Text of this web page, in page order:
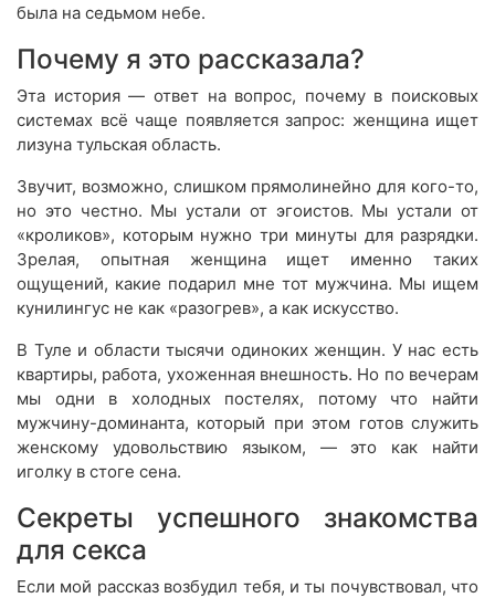
была на седьмом небе.
Почему я это рассказала?
Эта история — ответ на вопрос, почему в поисковых
системах всё чаще появляется запрос: женщина ищет
лизуна тульская область.
Звучит, возможно, слишком прямолинейно для кого-то,
но это честно. Мы устали от эгоистов. Мы устали от
«кроликов», которым нужно три минуты для разрядки.
Зрелая, опытная женщина ищет именно таких
ощущений, какие подарил мне тот мужчина. Мы ищем
кунилингус не как «разогрев», а как искусство.
В Туле и области тысячи одиноких женщин. У нас есть
квартиры, работа, ухоженная внешность. Но по вечерам
мы одни в холодных постелях, потому что найти
мужчину-доминанта, который при этом готов служить
женскому удовольствию языком, — это как найти
иголку в стоге сена.
Секреты успешного знакомства
для секса
Если мой рассказ возбудил тебя, и ты почувствовал, что